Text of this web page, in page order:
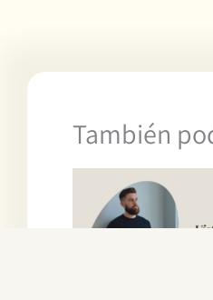
También